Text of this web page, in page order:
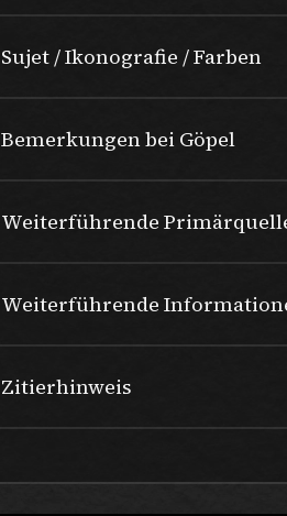
Sujet / Ikonografie / Farben
Bemerkungen bei Göpel
Weiterführende
Weiterführende
Zitierhinweis